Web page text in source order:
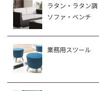
ラタン・ラタン調
ソファ・ベンチ
業務用スツール